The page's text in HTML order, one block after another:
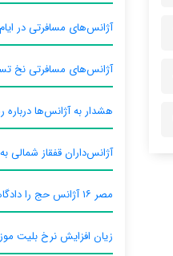
آژانس‌های مسافرتی در
آژانس‌های مسافرتی نخ
هشدار به آژانس‌ها درباره
آژانس‌داران قفقاز شمالی
مصر ۱۶ آژانس حج را دادگاهی می‌کند
زیان افزایش نرخ بلیت